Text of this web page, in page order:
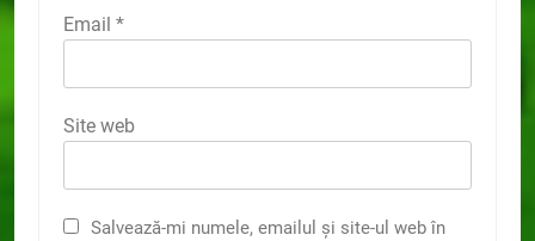
Email *
Site web
Salvează-mi numele, emailul și site-ul web în